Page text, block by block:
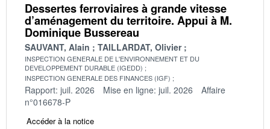
Dessertes ferroviaires à grande vitesse
d’aménagement du territoire. Appui à M.
Dominique Bussereau
SAUVANT, Alain TAILLARDAT, Olivier
INSPECTION GENERALE DE L'ENVIRONNEMENT ET DU
DEVELOPPEMENT DURABLE (IGEDD)
INSPECTION GENERALE DES FINANCES (IGF)
Rapport: juil. 2026 Mise en ligne: juil. 2026
Affaire
n°016678-P
Accéder à la notice